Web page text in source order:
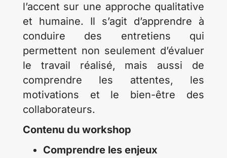
l’accent sur une approche qualitative
et humaine. Il s’agit d’apprendre à
conduire des entretiens qui
permettent non seulement d’évaluer
le travail réalisé, mais aussi de
comprendre les attentes, les
motivations et le bien-être des
collaborateurs.
Contenu du workshop
Comprendre les enjeux